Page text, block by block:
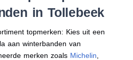
in Tollebeek
topmerken: Kies uit een
aan winterbanden van
merken zoals Michelin